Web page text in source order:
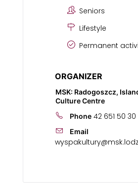
Seniors
Lifestyle
Permanent
ORGANIZER
MSK: Radogoszcz,
Culture Centre
Phone 42 651 50 30
Email